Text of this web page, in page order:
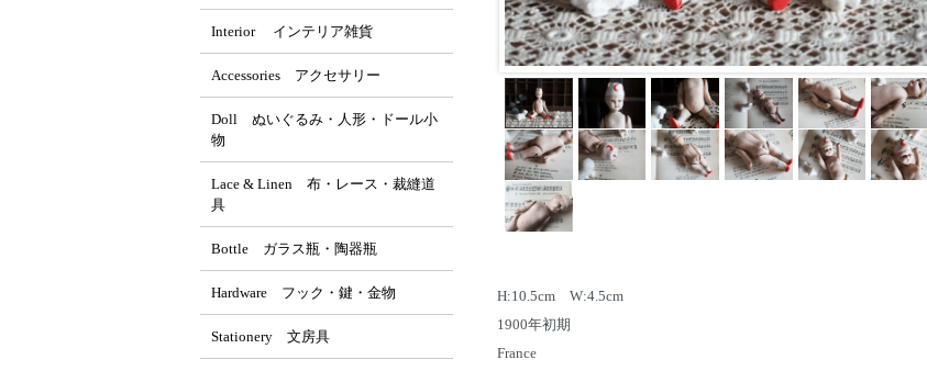
H:10.5cm W:4.5cm
1900年初期
France
Interior インテリア雑貨
Accessories アクセサリー
Doll ぬいぐるみ・人形・ドール小
物
Lace & Linen 布・レース・裁縫道
具
Bottle ガラス瓶・陶器瓶
Hardware フック・鍵・金物
Stationery 文房具